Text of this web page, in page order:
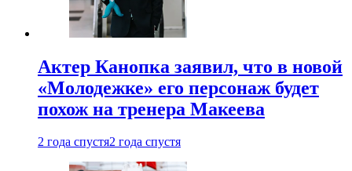
Актер Канопка заявил, что в новой
«Молодежке» его персонаж будет
похож на тренера Макеева
2 года спустя2 года спустя